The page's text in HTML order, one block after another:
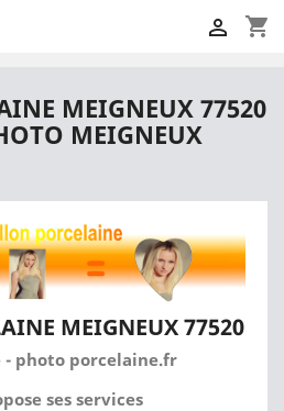
shopping_cart

MEIGNEUX 77520
MEIGNEUX
MEIGNEUX 77520
- photo porcelaine.fr
ses services